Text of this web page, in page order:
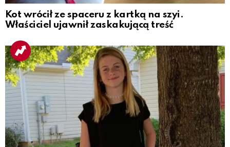
Kot wrócił ze spaceru z kartką na szyi.
Właściciel ujawnił zaskakującą treść